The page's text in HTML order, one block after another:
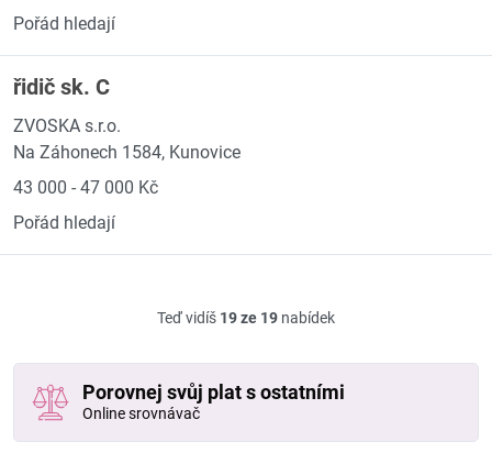
Pořád hledají
řidič sk. C
ZVOSKA s.r.o.
Na Záhonech 1584, Kunovice
43 000 - 47 000 Kč
Pořád hledají
Teď vidíš 19 ze 19 nabídek
Porovnej svůj plat s ostatními
Online srovnávač